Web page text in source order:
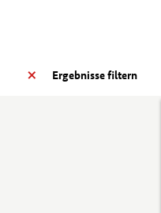
Ergebnisse filtern